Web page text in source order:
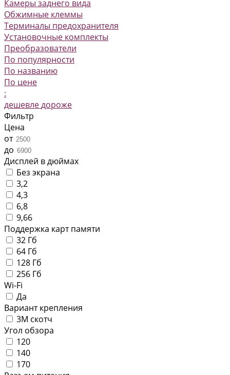
Камеры заднего вида
Обжимные клеммы
Терминалы предохранителя
Установочные комплекты
Преобразователи
По популярности
По названию
По цене
:
дешевледороже
Фильтр
Цена
от
до
Дисплей в дюймах
Без экрана
3,2
4,3
6,8
9,66
Поддержка карт памяти
32 Гб
64 Гб
128 Гб
256 Гб
Wi-Fi
Да
Вариант крепления
3М скотч
Угол обзора
120
140
170